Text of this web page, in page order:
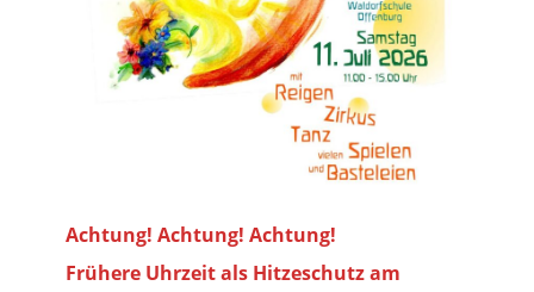
Achtung! Achtung! Achtung!
Frühere Uhrzeit als Hitzeschutz am